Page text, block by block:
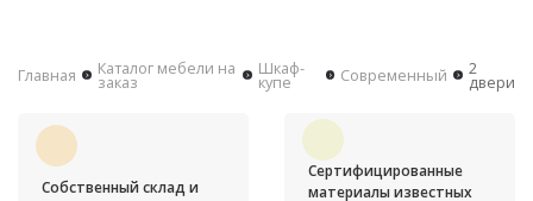
Главная Каталог мебели на
заказ
Шкаф-
купе Современный 2
двери
Собственный склад и
Сертифицированные
материалы известных